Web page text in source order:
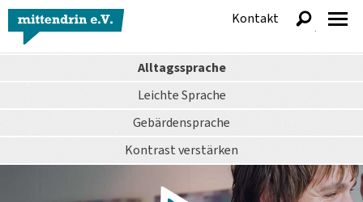
Alltagssprache
Leichte Sprache
Gebärdensprache
Kontrastverstärken
Kontakt
anzeigen